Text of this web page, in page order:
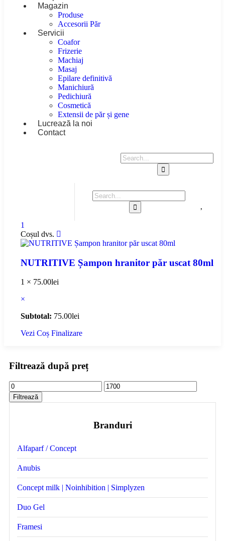
Magazin
Produse
Accesorii Păr
Servicii
Coafor
Frizerie
Machiaj
Masaj
Epilare definitivă
Manichiură
Pedichiură
Cosmetică
Extensii de păr și gene
Lucrează la noi
Contact
1
Coșul dvs.
NUTRITIVE Șampon hranitor păr uscat 80ml
1 × 75.00lei
×
Subtotal: 75.00lei
Vezi Coș Finalizare
Filtrează după preț
Filtrează
Branduri
Alfaparf / Concept
Anubis
Concept milk | Noinhibition | Simplyzen
Duo Gel
Framesi